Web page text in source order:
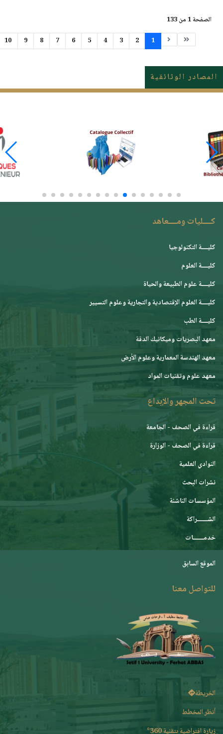
الصفحة 1 من 133
1
2
3
4
5
6
7
8
9
10
المصادر الوثائقية
كــــليات ومــــعاهد
كليــــة التكنولوجيا
كليــــة العلوم
كليــــة علوم الطبيعة والحياة
كليــــة العلوم الإقتصادية والتجارية وعلوم التسيير
كليــــة الطب
معهد البصريات وميكانيك الدقة
معهد الهندسة المعمارية وعلوم الأرض
معهد علوم وتقنيات المواد
تحت المجهر والإبداع
قراءة في الصحف - الجامعة
قراءة في الصحف - الوزارة
النوادي العلمية
نشرات البحث
المؤسسات الناشئة
الشـــــــراكة
خدمـــــــات
الموقع السابق
للتواصل معنا
الخريطة
أنظر المخطط
زيارة افتراضية بتقنية 360°